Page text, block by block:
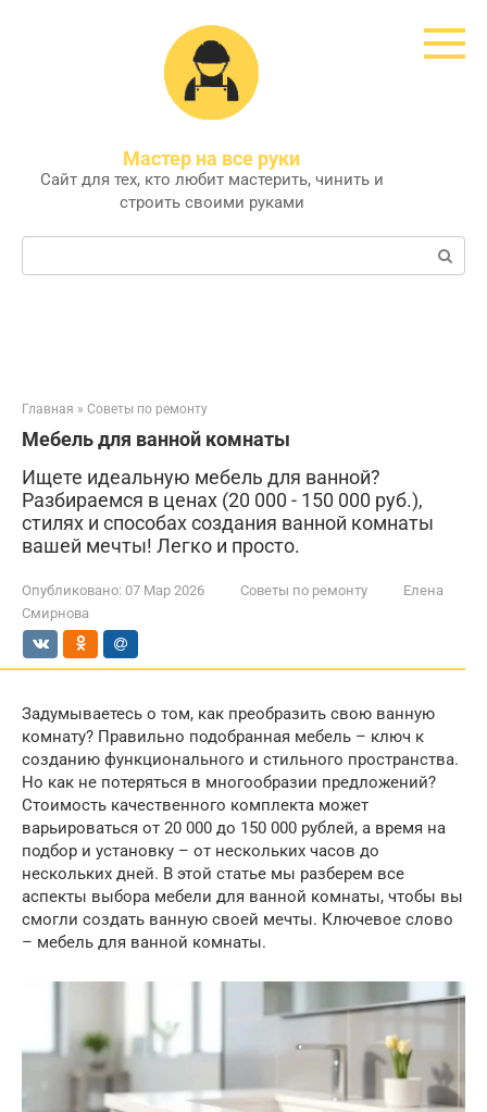
Мастер на все руки
Сайт для тех, кто любит мастерить, чинить и
строить своими руками
Поиск:
Главная » Советы по ремонту
Мебель для ванной комнаты
Ищете идеальную мебель для ванной?
Разбираемся в ценах (20 000 - 150 000 руб.),
стилях и способах создания ванной комнаты
вашей мечты! Легко и просто.
Опубликовано: 07 Мар 2026 Советы по ремонту
Елена
Смирнова
Задумываетесь о том, как преобразить свою ванную
комнату? Правильно подобранная мебель – ключ к
созданию функционального и стильного пространства.
Но как не потеряться в многообразии предложений?
Стоимость качественного комплекта может
варьироваться от 20 000 до 150 000 рублей, а время на
подбор и установку – от нескольких часов до
нескольких дней. В этой статье мы разберем все
аспекты выбора мебели для ванной комнаты, чтобы вы
смогли создать ванную своей мечты. Ключевое слово
– мебель для ванной комнаты.